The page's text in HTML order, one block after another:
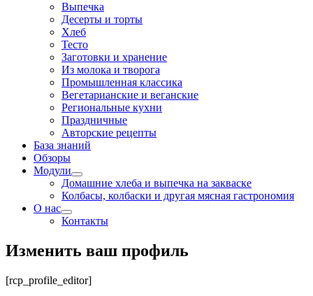
Выпечка
Десерты и торты
Хлеб
Тесто
Заготовки и хранение
Из молока и творога
Промышленная классика
Вегетарианские и веганские
Региональные кухни
Праздничные
Авторские рецепты
База знаний
Обзоры
Модули
Домашние хлеба и выпечка на закваске
Колбасы, колбаски и другая мясная гастрономия
О нас
Контакты
Изменить ваш профиль
[rcp_profile_editor]